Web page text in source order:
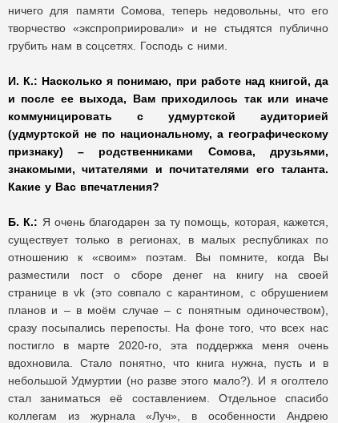
ничего для памяти Сомова, теперь недовольны, что его
творчество «экспроприировали» и не стыдятся публично
грубить нам в соцсетях. Господь с ними.
И. К.: Насколько я понимаю, при работе над книгой, да
и после ее выхода, Вам приходилось так или иначе
коммуницировать с удмуртской аудиторией
(удмуртской не по национальному, а географическому
признаку) – родственниками Сомова, друзьями,
знакомыми, читателями и почитателями его таланта.
Какие у Вас впечатления?
Б. К.: Я очень благодарен за ту помощь, которая, кажется,
существует только в регионах, в малых республиках по
отношению к «своим» поэтам. Вы помните, когда Вы
разместили пост о сборе денег на книгу на своей
странице в vk (это совпало с карантином, с обрушением
планов и – в моём случае – с понятным одиночеством),
сразу посыпались перепосты. На фоне того, что всех нас
постигло в марте 2020-го, эта поддержка меня очень
вдохновила. Стало понятно, что книга нужна, пусть и в
небольшой Удмуртии (но разве этого мало?). И я оголтело
стал заниматься её составлением. Отдельное спасибо
коллегам из журнала «Луч», в особенности Андрею